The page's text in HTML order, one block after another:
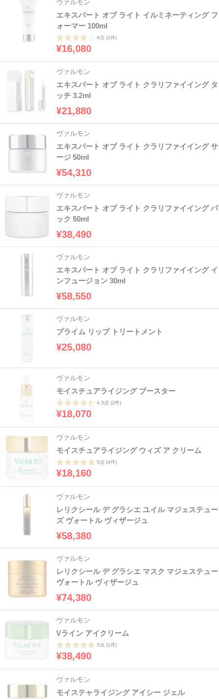
ヴァルモン
エキスパート オブ ライト イルミネーティング フ
ォーマー 100ml
4点 (1件)
¥16,080
ヴァルモン
エキスパート オブ ライト クラリファイイング タ
ッチ 3.2ml
¥21,880
ヴァルモン
エキスパート オブ ライト クラリファイイング サ
ージ 50ml
¥54,310
ヴァルモン
エキスパート オブ ライト クラリファイイング パ
ック 50ml
¥38,490
ヴァルモン
エキスパート オブ ライト クラリファイイング イ
ンフュージョン 30ml
¥58,550
ヴァルモン
プライム リップ トリートメント
¥25,080
ヴァルモン
モイスチュアライジング ブースター
4.5点 (2件)
¥18,070
ヴァルモン
モイスチュアライジング ウィズ ア クリーム
5点 (4件)
¥18,160
ヴァルモン
レリクシール デ グラシエ ユイル マジェステュー
ズ ヴォートル ヴィザージュ
¥58,380
ヴァルモン
レリクシール デ グラシエ マスク マジェステュー
ヴォートル ヴィザージュ
¥74,380
ヴァルモン
Vライン アイクリーム
5点 (1件)
¥38,490
ヴァルモン
モイステャライジング アイシー ジェル